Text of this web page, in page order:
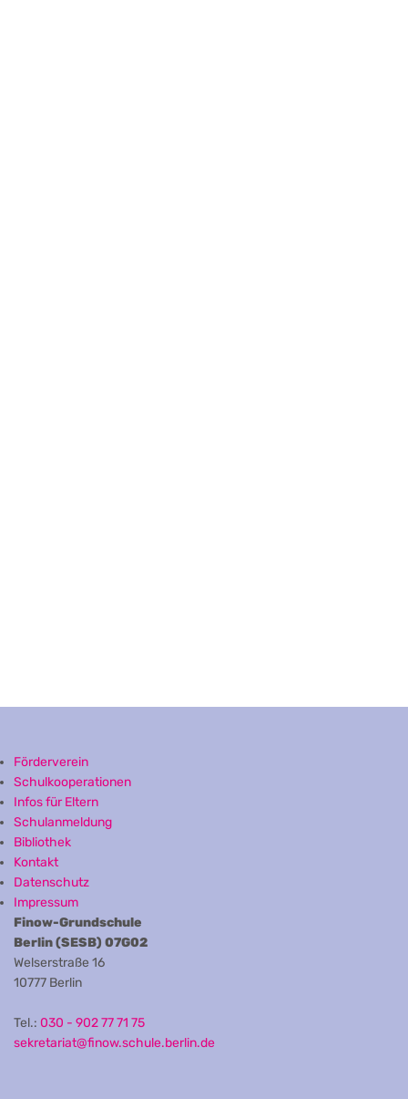
Förderverein
Schulkooperationen
Infos für Eltern
Schulanmeldung
Bibliothek
Kontakt
Datenschutz
Impressum
Finow-Grundschule
Berlin (SESB) 07G02
Welserstraße 16
10777 Berlin
Tel.: 030 - 902 77 71 75
sekretariat@finow.schule.berlin.de